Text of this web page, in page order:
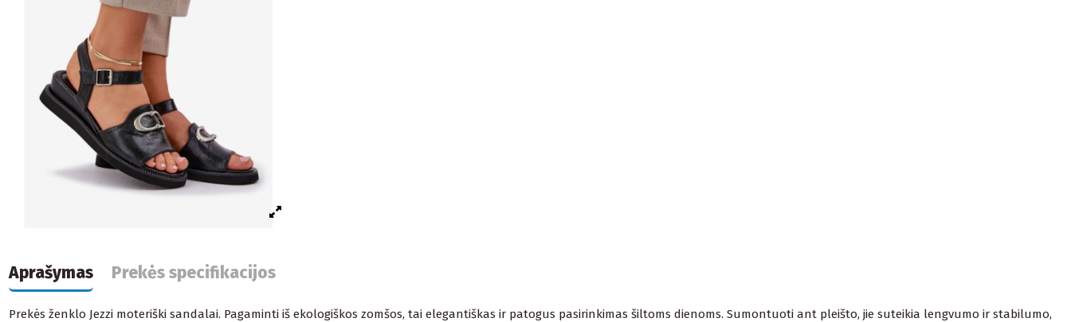
Aprašymas Prekės specifikacijos
Prekės ženklo Jezzi moteriški sandalai. Pagaminti iš ekologiškos zomšos, tai elegantiškas ir patogus pasirinkimas šiltoms dienoms. Sumontuoti ant pleišto, jie suteikia lengvumo ir stabilumo,